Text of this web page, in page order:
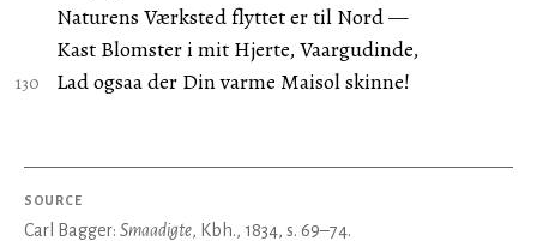
Naturens Værksted flyttet er til Nord —
Kast Blomster i mit Hjerte, Vaargudinde,
Lad ogsaa der Din varme Maisol skinne!
SOURCE
Carl Bagger: Smaadigte, Kbh., 1834, s. 69–74.